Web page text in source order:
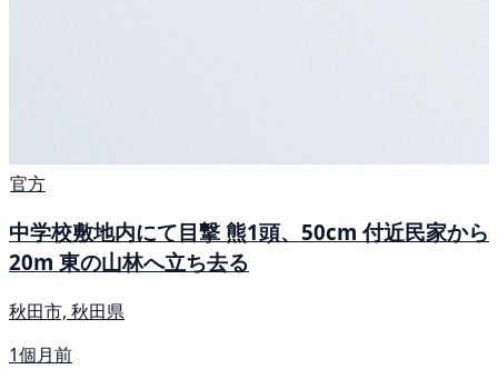
官方
中学校敷地内にて目撃 熊1頭、50cm 付近民家から
20m 東の山林へ立ち去る
秋田市, 秋田県
1個月前